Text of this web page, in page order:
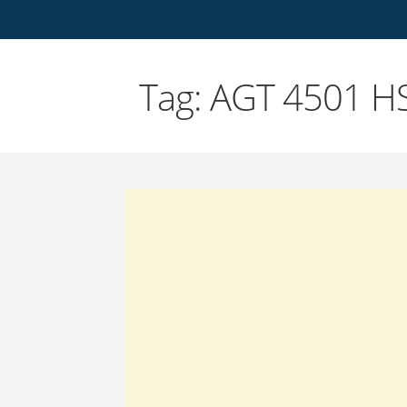
Tag: AGT 4501